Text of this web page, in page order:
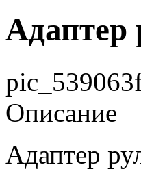
Адаптер
Описание
Адаптер